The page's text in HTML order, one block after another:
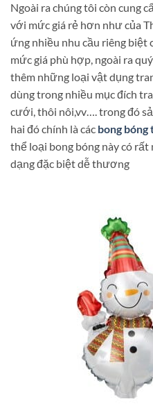
Ngoài ra chúng tôi còn cung
với mức giá rẻ hơn như của
ứng nhiều nhu cầu riêng biệt
mức giá phù hợp, ngoài ra
thêm những loại vật dụng
dùng trong nhiều mục đích
cưới, thôi nôi,vv…. trong đó
hai đó chính là các bong
thể loại bong bóng này có
dạng đặc biệt dễ thương